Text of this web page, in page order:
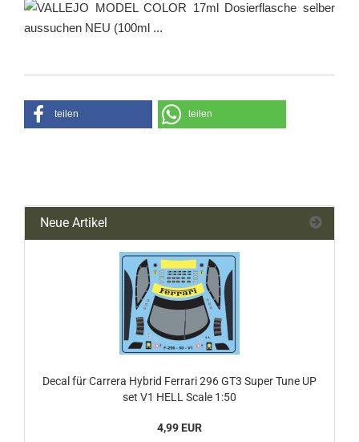
teilen teilen
Neue Artikel
Decal für Carrera Hybrid Ferrari 296 GT3 Super Tune UP
set V1 HELL Scale 1:50
4,99 EUR